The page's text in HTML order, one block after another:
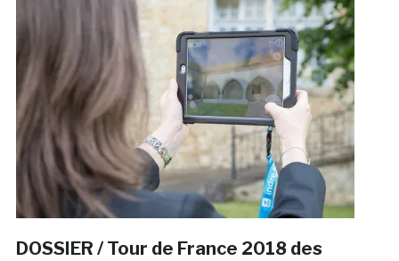
DOSSIER / Tour de France 2018 des